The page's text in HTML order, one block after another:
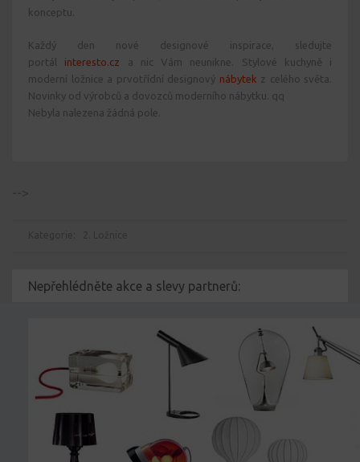
konceptu.
Každý den nové designové inspirace, sledujte
portál interesto.cz a nic Vám neunikne. Stylové kuchyně i
moderní ložnice a prvotřídní designový nábytek z celého světa.
Novinky od výrobců a dovozců moderního nábytku. qq
Nebyla nalezena žádná pole.
Nepřehlédněte akce a slevy partnerů: